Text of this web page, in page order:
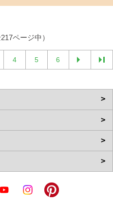
ページ中）
4 5 6